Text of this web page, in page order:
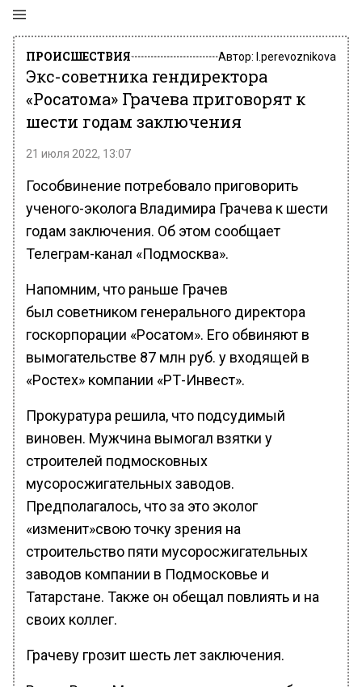
ПРОИСШЕСТВИЯ Автор: l.perevoznikova
Экс-советника гендиректора
«Росатома» Грачева приговорят к
шести годам заключения
21 июля 2022, 13:07
Гособвинение потребовало приговорить
ученого-эколога Владимира Грачева к шести
годам заключения. Об этом сообщает
Телеграм-канал «Подмосква».
Напомним, что раньше Грачев
был советником генерального директора
госкорпорации «Росатом». Его обвиняют в
вымогательстве 87 млн руб. у входящей в
«Ростех» компании «РТ-Инвест».
Прокуратура решила, что подсудимый
виновен. Мужчина вымогал взятки у
строителей подмосковных
мусоросжигательных заводов.
Предполагалось, что за это эколог
«изменит»свою точку зрения на
строительство пяти мусоросжигательных
заводов компании в Подмосковье и
Татарстане. Также он обещал повлиять и на
своих коллег.
Грачеву грозит шесть лет заключения.